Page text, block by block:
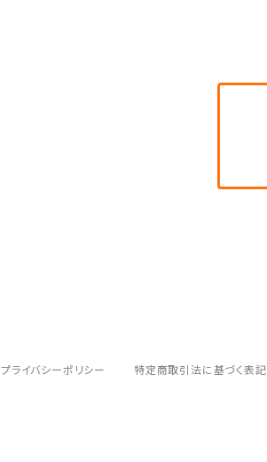
プライバシーポリシー 特定商取引法に基づく表記